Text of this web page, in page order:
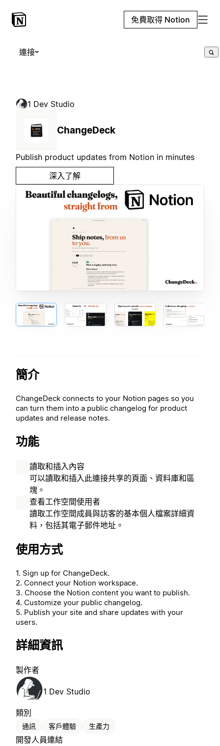
免費取得 Notion
連接
1 Dev Studio
ChangeDeck
Publish product updates from Notion in minutes
深入了解
簡介
ChangeDeck connects to your Notion pages so you
can turn them into a public changelog for product
updates and release notes.
功能
讀取和插入內容
可以讀取和插入此連接共享的頁面、資料庫和區
塊。
查看工作空間使用者
讀取工作空間成員與訪客的基本個人檔案詳細資
料，包括其電子郵件地址。
使用方式
1. Sign up for ChangeDeck.
2. Connect your Notion workspace.
3. Choose the Notion content you want to publish.
4. Customize your public changelog.
5. Publish your site and share updates with your
users.
詳細資訊
製作者
1 Dev Studio
類別
通訊 客戶體驗 生產力
開發人員連結